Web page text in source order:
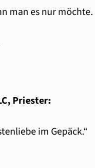
man es nur möchte.
Priester:
im Gepäck.“